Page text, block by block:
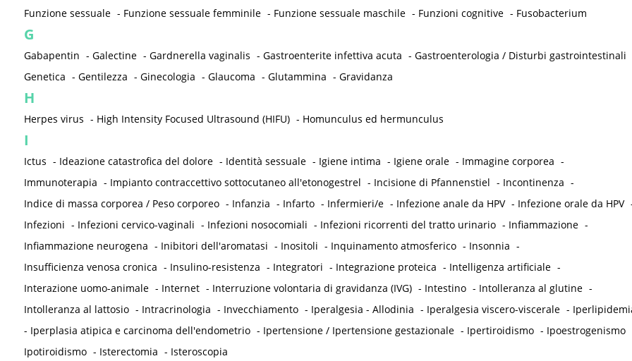
Funzione sessuale - Funzione sessuale femminile - Funzione sessuale maschile - Funzioni cognitive - Fusobacterium
G
Gabapentin - Galectine - Gardnerella vaginalis - Gastroenterite infettiva acuta - Gastroenterologia / Disturbi gastrointestinali
Genetica - Gentilezza - Ginecologia - Glaucoma - Glutammina - Gravidanza
H
Herpes virus - High Intensity Focused Ultrasound (HIFU) - Homunculus ed hermunculus
I
Ictus - Ideazione catastrofica del dolore - Identità sessuale - Igiene intima - Igiene orale - Immagine corporea -
Immunoterapia - Impianto contraccettivo sottocutaneo all'etonogestrel - Incisione di Pfannenstiel - Incontinenza -
Indice di massa corporea / Peso corporeo - Infanzia - Infarto - Infermieri/e - Infezione anale da HPV - Infezione orale da HPV
Infezioni - Infezioni cervico-vaginali - Infezioni nosocomiali - Infezioni ricorrenti del tratto urinario - Infiammazione -
Infiammazione neurogena - Inibitori dell'aromatasi - Inositoli - Inquinamento atmosferico - Insonnia -
Insufficienza venosa cronica - Insulino-resistenza - Integratori - Integrazione proteica - Intelligenza artificiale -
Interazione uomo-animale - Internet - Interruzione volontaria di gravidanza (IVG) - Intestino - Intolleranza al glutine -
Intolleranza al lattosio - Intracrinologia - Invecchiamento - Iperalgesia - Allodinia - Iperalgesia viscero-viscerale -
- Iperplasia atipica e carcinoma dell'endometrio - Ipertensione / Ipertensione gestazionale - Ipertiroidismo - Ipoestrogenismo
Ipotiroidismo - Isterectomia - Isteroscopia